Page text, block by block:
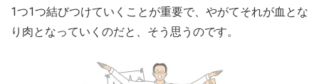
1つ1つ結びつけていくことが重要で、やがてそれが血とな
り肉となっていくのだと、そう思うのです。